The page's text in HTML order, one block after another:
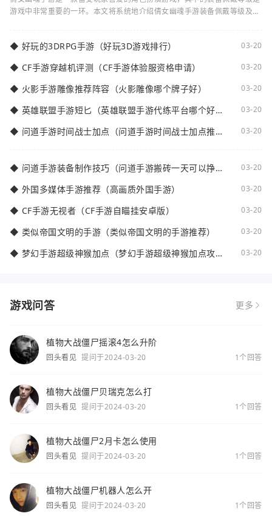
游戏中非常重要的一环。本文将系统地介绍倩女幽魂手游装备佩戴等级及其
◆ 好玩的3DRPG手游（好玩3D游戏排行） 03-20
◆ CF手游穿越机评测（CF手游体验服资格申请） 03-20
◆ 火影手游雕像推荐阵容（火影雕像哪个牌子好） 03-20
◆ 英雄联盟手游短匕（英雄联盟手游代练平台哪个好
03-20
◆ 问道手游时间战士加点（问道手游时间战士加点推
03-20
◆ 问道手游装备制作技巧（问道手游搬砖一天可以挣多
03-20
◆ 外国多媒体手游推荐（高画质外国手游） 03-20
◆ CF手游无视者（CF手游自瞄挂安卓版） 03-20
◆ 类似帝国文明的手游（类似帝国文明的手游推荐） 03-20
◆ 梦幻手游超级神猴加点（梦幻手游超级神猴加点攻
03-20
游戏问答 更多
植物大战僵尸摇滚4怎么升阶
回头看见 提问于2024-03-20 1个回答
植物大战僵尸贝瑞克怎么打
回头看见 提问于2024-03-20 1个回答
植物大战僵尸2月卡怎么使用
回头看见 提问于2024-03-20 1个回答
植物大战僵尸机器人怎么开
回头看见 提问于2024-03-20 1个回答